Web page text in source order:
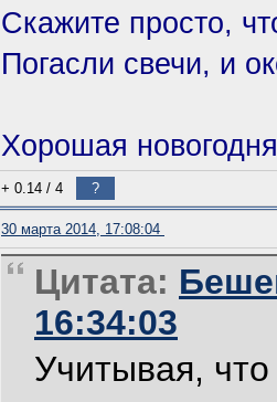
Скажите просто,
Погасли свечи, и
Хорошая
+ 0.14 / 4 ?
30 марта 2014, 17:08:04
Цитата:
16:34:03
Учитывая,